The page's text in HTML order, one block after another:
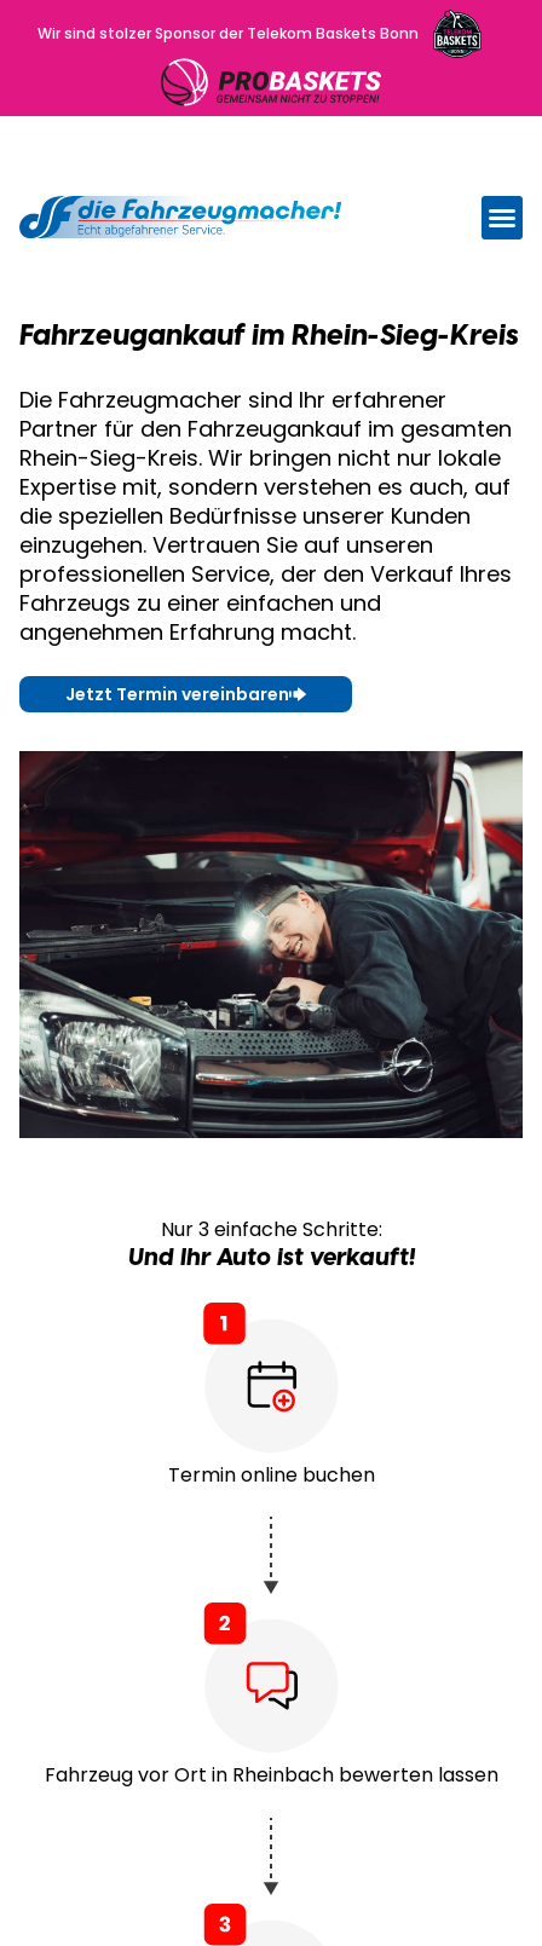
Wir sind stolzer Sponsor der Telekom Baskets Bonn
Fahrzeugankauf im Rhein-Sieg-Kreis
Die Fahrzeugmacher sind Ihr erfahrener
Partner für den Fahrzeugankauf im gesamten
Rhein-Sieg-Kreis. Wir bringen nicht nur lokale
Expertise mit, sondern verstehen es auch, auf
die speziellen Bedürfnisse unserer Kunden
einzugehen. Vertrauen Sie auf unseren
professionellen Service, der den Verkauf Ihres
Fahrzeugs zu einer einfachen und
angenehmen Erfahrung macht.
Jetzt Termin vereinbaren
Nur 3 einfache Schritte:
Und Ihr Auto ist verkauft!
Termin online buchen
Fahrzeug vor Ort in Rheinbach bewerten lassen